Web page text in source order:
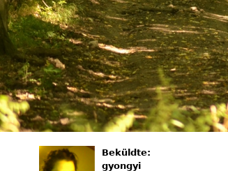
Beküldte:
gyongyi